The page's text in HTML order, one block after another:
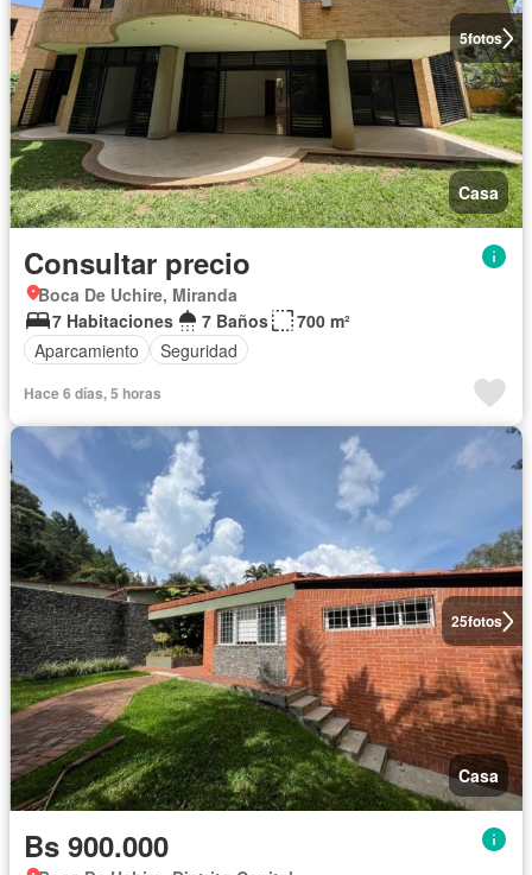
5fotos
Casa
Consultar precio
Boca De Uchire, Miranda
7 Habitaciones
7 Baños
700 m²
Aparcamiento
Seguridad
Hace 6 días, 5 horas
25fotos
Casa
Bs 900.000